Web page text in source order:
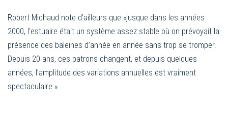
Robert Michaud note d’ailleurs que «jusque dans les années
2000, l’estuaire était un système assez stable où on prévoyait la
présence des baleines d’année en année sans trop se tromper.
Depuis 20 ans, ces patrons changent, et depuis quelques
années, l’amplitude des variations annuelles est vraiment
spectaculaire.»